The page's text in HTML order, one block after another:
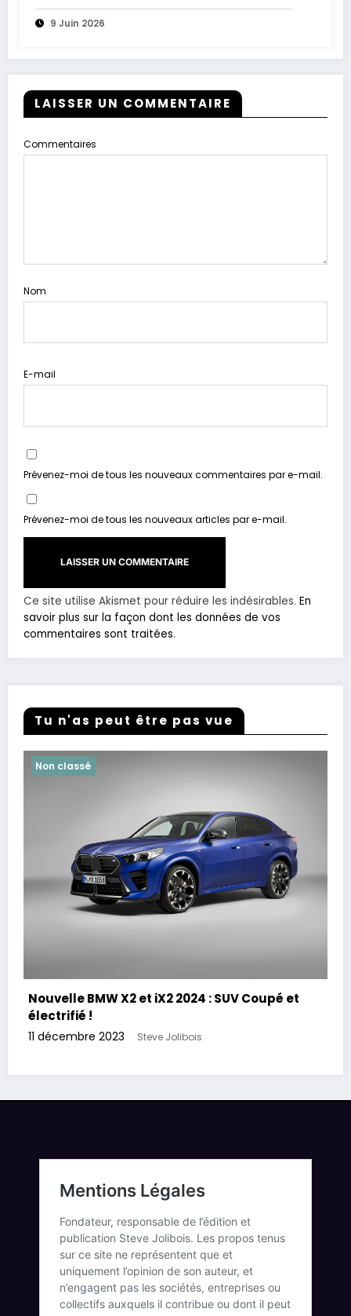
9 Juin 2026
LAISSER UN COMMENTAIRE
Commentaires
Nom
E-mail
Prévenez-moi de tous les nouveaux commentaires par e-mail.
Prévenez-moi de tous les nouveaux articles par e-mail.
Ce site utilise Akismet pour réduire les indésirables. En
savoir plus sur la façon dont les données de vos
commentaires sont traitées.
Tu n'as peut être pas vue
Non classé
Nouvelle BMW X2 et iX2 2024 : SUV Coupé et
électrifié !
11 décembre 2023 Steve Jolibois